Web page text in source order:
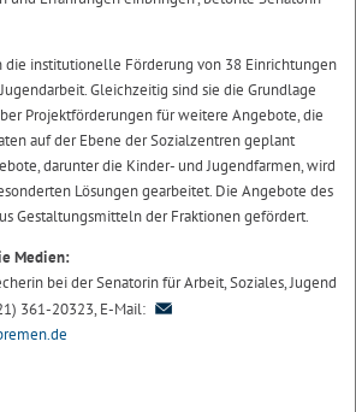
die institutionelle Förderung von 38 Einrichtungen
Gleichzeitig sind sie die Grundlage
Projektförderungen für weitere Angebote, die
auf der Ebene der Sozialzentren geplant
darunter die Kinder- und Jugendfarmen, wird
Lösungen gearbeitet. Die Angebote des
Gestaltungsmitteln der Fraktionen gefördert.
Medien:
bei der Senatorin für Arbeit, Soziales, Jugend
361-20323, E-Mail: